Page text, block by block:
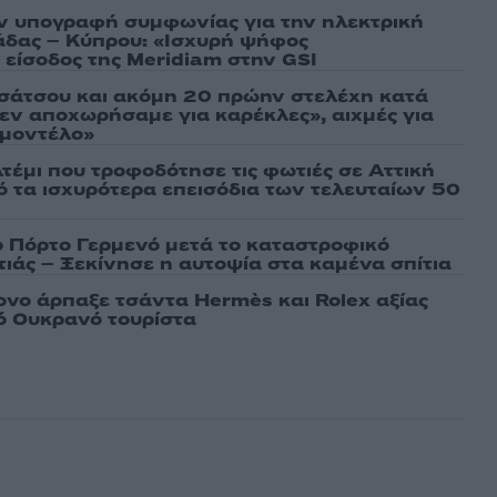
υπογραφή συμφωνίας για την ηλεκτρική
– Κύπρου: «Ισχυρή ψήφος
της Meridiam στην GSI
και ακόμη 20 πρώην στελέχη κατά
αποχωρήσαμε για καρέκλες», αιχμές για
που τροφοδότησε τις φωτιές σε Αττική
τα ισχυρότερα επεισόδια των τελευταίων 50
Πόρτο Γερμενό μετά το καταστροφικό
– Ξεκίνησε η αυτοψία στα καμένα σπίτια
άρπαξε τσάντα Hermès και Rolex αξίας
τουρίστα